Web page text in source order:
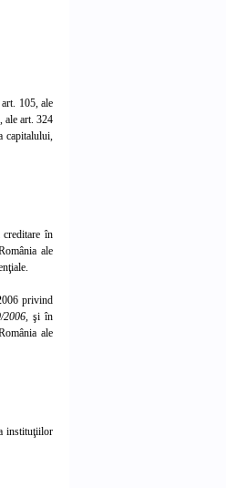
105, ale
ale art. 324
în
ale
privind
şi în
ale
instituţiilor